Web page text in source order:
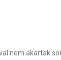
nem akartak